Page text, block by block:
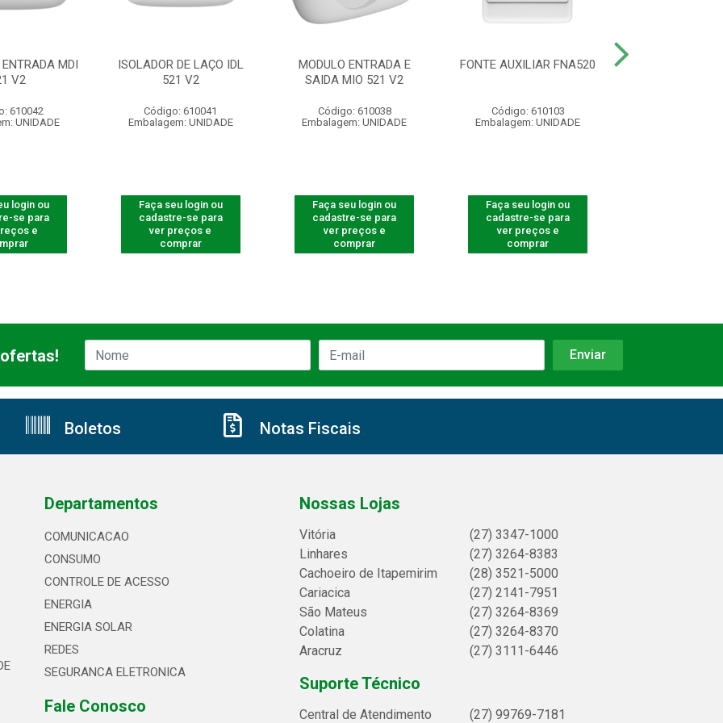
MDI
V2
610042
UNIDADE
login ou
se para
e
ISOLADOR DE LAÇO IDL
521 V2
Código: 610041
Embalagem: UNIDADE
Faça seu login ou
cadastre-se para
ver preços e
comprar
MODULO ENTRADA E
SAIDA MIO 521 V2
Código: 610038
Embalagem: UNIDADE
Faça seu login ou
cadastre-se para
ver preços e
comprar
FONTE AUXILIAR FNA520
Código: 610103
Embalagem: UNIDADE
Faça seu login ou
cadastre-se para
ver preços e
comprar
Boletos Notas Fiscais
Departamentos
COMUNICACAO
CONSUMO
CONTROLE DE ACESSO
ENERGIA
ENERGIA SOLAR
REDES
SEGURANCA ELETRONICA
Fale Conosco
Nossas Lojas
Vitória
(27) 3347-1000
Linhares
(27) 3264-8383
Cachoeiro de Itapemirim
(28) 3521-5000
Cariacica
(27) 2141-7951
São Mateus
(27) 3264-8369
Colatina
(27) 3264-8370
Aracruz
(27) 3111-6446
Suporte Técnico
Central de Atendimento (27) 99769-7181